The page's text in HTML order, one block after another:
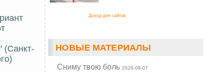
Доход для сайтов
НОВЫЕ МАТЕРИАЛЫ
Cниму твою боль2026-08-07
(Санкт-